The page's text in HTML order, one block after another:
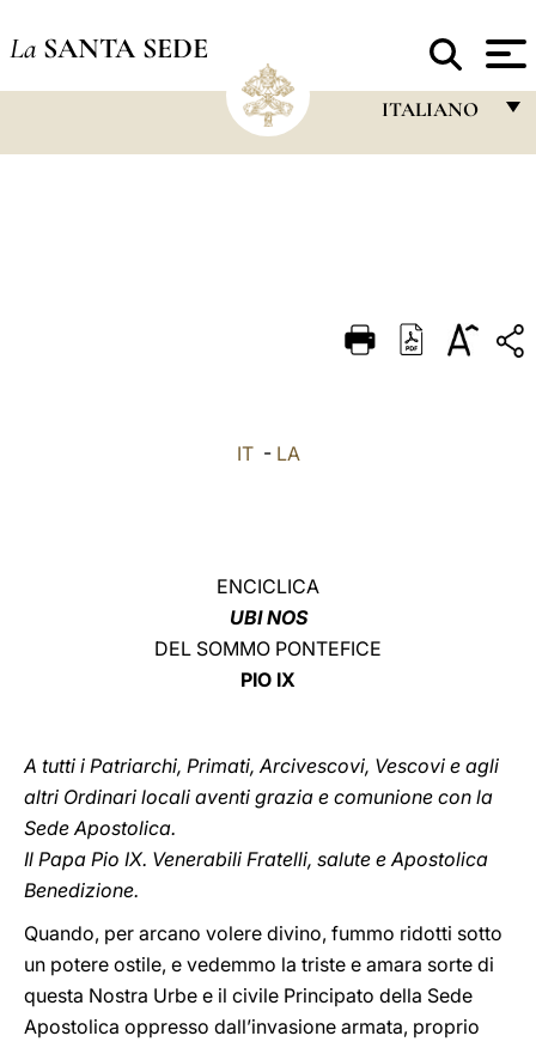
La SANTA SEDE
ITALIANO
FRANÇAIS
ESPAÑOL
IT- LA
ENCICLICA
UBI NOS
DEL SOMMO PONTEFICE
PIO IX
A tutti i Patriarchi, Primati, Arcivescovi, Vescovi e agli
altri Ordinari locali aventi grazia e comunione con la
Sede Apostolica.
Il Papa Pio IX. Venerabili Fratelli, salute e Apostolica
Benedizione.
Quando, per arcano volere divino, fummo ridotti sotto
un potere ostile, e vedemmo la triste e amara sorte di
questa Nostra Urbe e il civile Principato della Sede
Apostolica oppresso dall’invasione armata, proprio